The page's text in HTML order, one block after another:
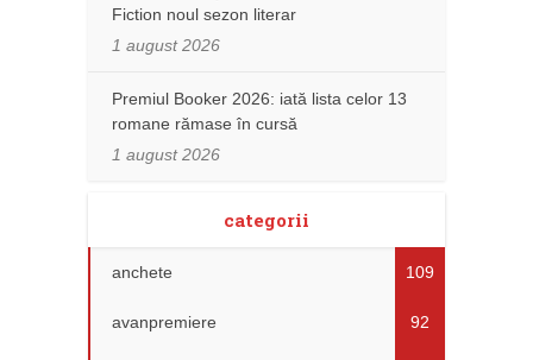
Fiction noul sezon literar
1 august 2026
Premiul Booker 2026: iată lista celor 13
romane rămase în cursă
1 august 2026
categorii
anchete 109
avanpremiere 92